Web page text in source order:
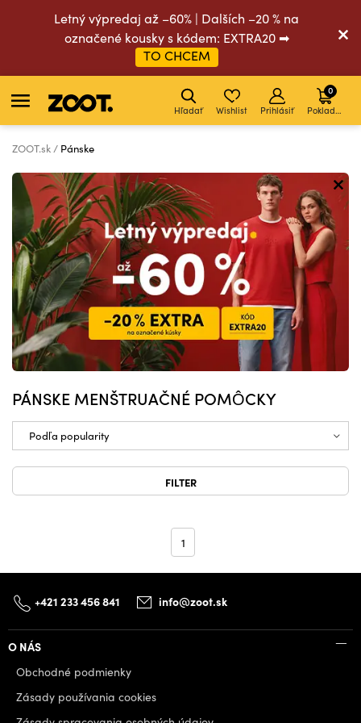
Letný výpredaj až –60% | Dalších –20 % na
označené kousky s kódem: EXTRA20 ➡
TO CHCEM
Hľadať Wishlist Prihlásiť Pokladňa
0
ZOOT.sk Pánske
PÁNSKE MENŠTRUAČNÉ POMÔCKY
FILTER
1
+421 233 456 841 info@zoot.sk
O NÁS
Obchodné podmienky
Zásady používania cookies